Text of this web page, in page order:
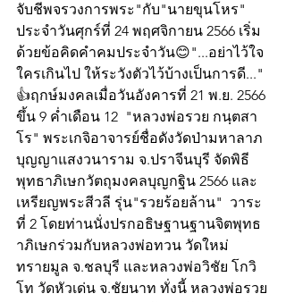
จับชีพจรวงการพระ"กับ"นายขุนโหร"
ประจำวันศุกร์ที่ 24 พฤศจิกายน 2566 เริ่ม
ด้วยข้อคิดคำคมประจำวัน😊"...อย่าไว้ใจ
ใครเกินไป ให้ระวังตัวไว้บ้างเป็นการดี..."
👍ฤกษ์มงคลเมื่อวันอังคารที่ 21 พ.ย. 2566
ขึ้น 9 ค่ำเดือน 12  "หลวงพ่อรวย กนฺตสา
โร" พระเกจิอาจารย์ชื่อดังวัดป่ามหาลาภ
บุญญาแสงวนาราม จ.ปราจีนบุรี จัดพิธี
พุทธาภิเษกวัตถุมงคลบุญกฐิน 2566 และ
เหรียญพระสีวลี รุ่น"รวยร้อยล้าน"  วาระ
ที่ 2 โดยท่านนั่งปรกอธิษฐานฐานจิตพุทธ
าภิเษกร่วมกับหลวงพ่อทวน วัดใหม่
ทรายมูล จ.ชลบุรี และหลวงพ่อวิชัย โกวิ
โท วัดหัวเด่น จ.ชัยนาท ทั่งนี้ หลวงพ่อรวย